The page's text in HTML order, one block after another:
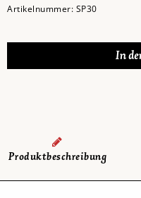
Artikelnummer: SP30
Produktbeschreibung